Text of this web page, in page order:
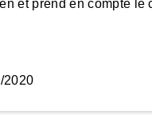
et prend en compte le
2020